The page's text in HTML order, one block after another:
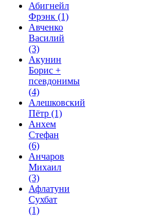
Абигнейл
Фрэнк (1)
Авченко
Василий
(3)
Акунин
Борис +
псевдонимы
(4)
Алешковский
Пётр (1)
Анхем
Стефан
(6)
Анчаров
Михаил
(3)
Афлатуни
Сухбат
(1)